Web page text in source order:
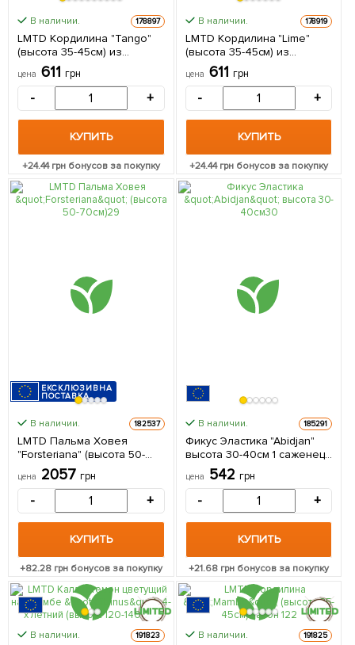
В наличии. 178897
LMTD Кордилина "Tango"
(высота 35-45см) из
Нидерландов 1 саженец в
упаковке (комнатный)
цена 611 грн
- +
КУПИТЬ
+24.44грн бонусов за покупку
В наличии. 178919
LMTD Кордилина "Lime"
(высота 35-45см) из
Нидерландов 1 саженец в
упаковке (комнатный)
цена 611 грн
- +
КУПИТЬ
+24.44грн бонусов за покупку
ЕКСКЛЮЗИВНА
ПОСТАВКА
В наличии. 182537
LMTD Пальма Ховея
"Forsteriana" (высота 50-
70см) 1 саженец в
упаковке (комнатный)
цена 2057 грн
- +
КУПИТЬ
+82.28грн бонусов за покупку
В наличии. 185291
Фикус Эластика "Abidjan"
высота 30-40см 1 саженец
в упаковке (комнатный)
Нидерланды
цена 542 грн
- +
КУПИТЬ
+21.68 грн бонусов за покупку
КРУПНОМЕР
В наличии. 191823 КРУПНОМЕР
В наличии. 191825